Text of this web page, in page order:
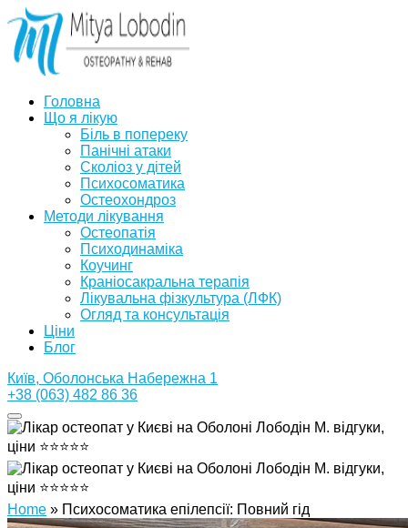
Головна
Що я лікую
Біль в попереку
Панічні атаки
Сколіоз у дітей
Психосоматика
Остеохондроз
Методи лікування
Остеопатія
Психодинаміка
Коучинг
Краніосакральна терапія
Лікувальна фізкультура (ЛФК)
Огляд та консультація
Ціни
Блог
Київ, Оболонська Набережна 1
+38 (063) 482 86 36
Home » Психосоматика епілепсії: Повний гід